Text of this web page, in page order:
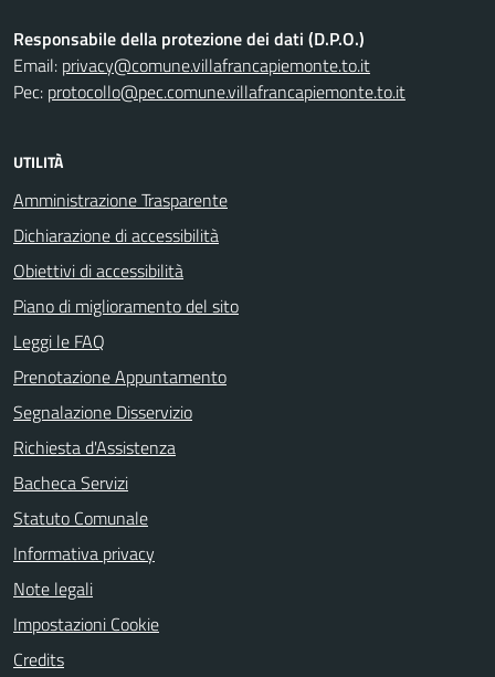
Responsabile della protezione dei dati (D.P.O.)
Email: privacy@comune.villafrancapiemonte.to.it
Pec: protocollo@pec.comune.villafrancapiemonte.to.it
UTILITÀ
Amministrazione Trasparente
Dichiarazione di accessibilità
Obiettivi di accessibilità
Piano di miglioramento del sito
Leggi le FAQ
Prenotazione Appuntamento
Segnalazione Disservizio
Richiesta d'Assistenza
Bacheca Servizi
Statuto Comunale
Informativa privacy
Note legali
Impostazioni Cookie
Credits